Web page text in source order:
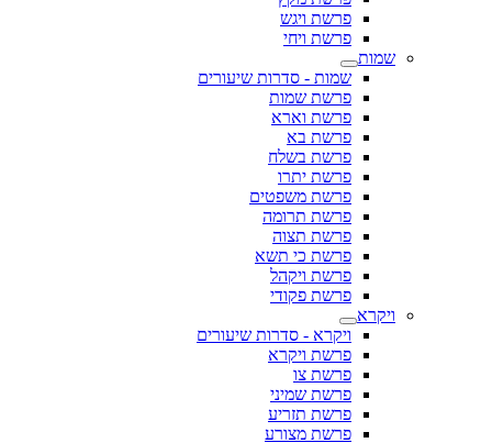
פרשת ויגש
פרשת ויחי
שמות
שמות - סדרות שיעורים
פרשת שמות
פרשת וארא
פרשת בא
פרשת בשלח
פרשת יתרו
פרשת משפטים
פרשת תרומה
פרשת תצוה
פרשת כי תשא
פרשת ויקהל
פרשת פקודי
ויקרא
ויקרא - סדרות שיעורים
פרשת ויקרא
פרשת צו
פרשת שמיני
פרשת תזריע
פרשת מצורע